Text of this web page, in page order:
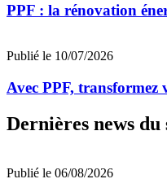
PPF : la rénovation
Publié le 10/07/2026
Avec PPF, transformez
Dernières news du
Publié le 06/08/2026